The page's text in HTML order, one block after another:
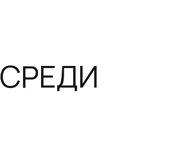
СРЕДИ